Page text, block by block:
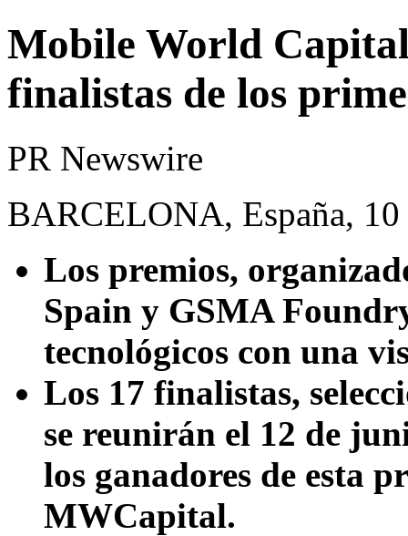
Mobile World
finalistas de los
PR Newswire
BARCELONA, España,
Los premios,
Spain y GSMA
tecnológicos con una
Los 17 finalistas,
se reunirán el 12 de
los ganadores de esta
MWCapital.